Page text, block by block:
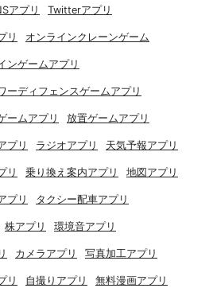
アプリ Twitterアプリ
リ オンラインクレーンゲーム
ンゲームアプリ
ーディフェンスゲームアプリ
ームアプリ 放置ゲームアプリ
プリ ラジオアプリ 天気予報アプリ
リ 乗り換え案内アプリ 地図アプリ
プリ タクシー配車アプリ
株アプリ 環境音アプリ
カメラアプリ 写真加工アプリ
リ 自撮りアプリ 無料漫画アプリ